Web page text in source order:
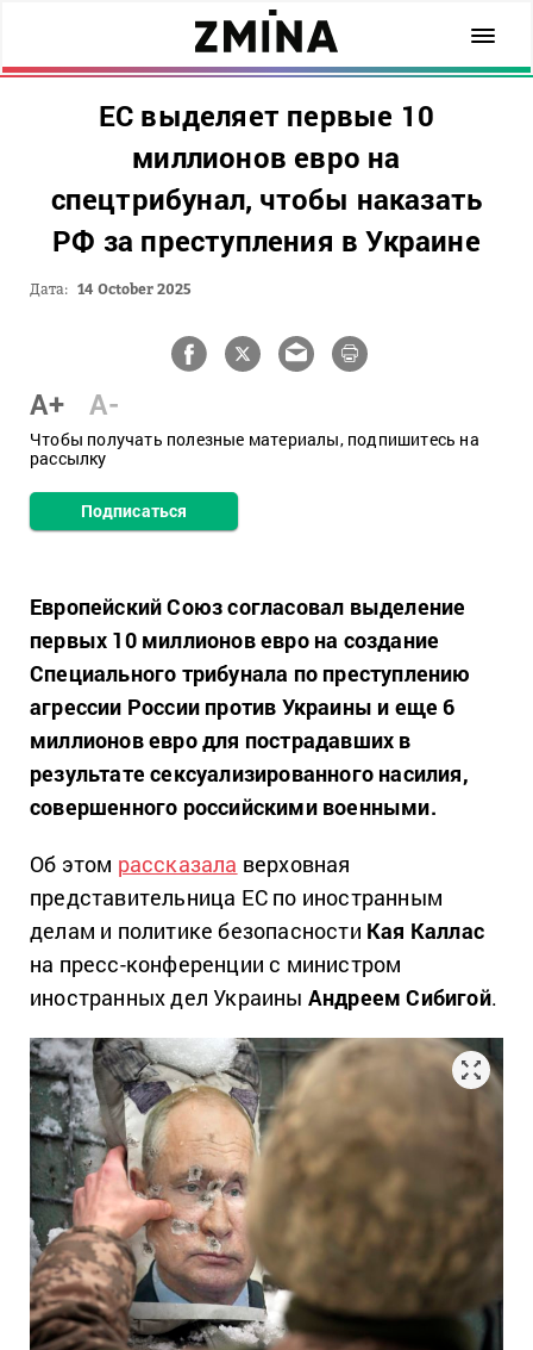
ЕС выделяет первые 10
миллионов евро на
спецтрибунал, чтобы наказать
РФ за преступления в Украине
Дата: 14 October 2025
A+ A-
Чтобы получать полезные материалы, подпишитесь на
рассылку
Подписаться
Европейский Союз согласовал выделение
первых 10 миллионов евро на создание
Специального трибунала по преступлению
агрессии России против Украины и еще 6
миллионов евро для пострадавших в
результате сексуализированного насилия,
совершенного российскими военными.
Об этом рассказала верховная
представительница ЕС по иностранным
делам и политике безопасности Кая Каллас
на пресс-конференции с министром
иностранных дел Украины Андреем Сибигой.